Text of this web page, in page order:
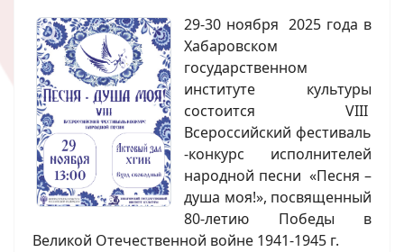
29-30 ноября 2025 года в
Хабаровском
государственном
институте культуры
состоится VIII
Всероссийский фестиваль
-конкурс исполнителей
народной песни «Песня –
душа моя!», посвященный
80-летию Победы в
Великой Отечественной войне 1941-1945 г.